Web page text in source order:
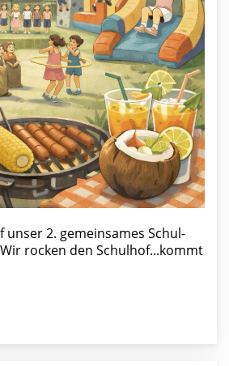
2. gemeinsames Schul-
rocken den Schulhof...kommt